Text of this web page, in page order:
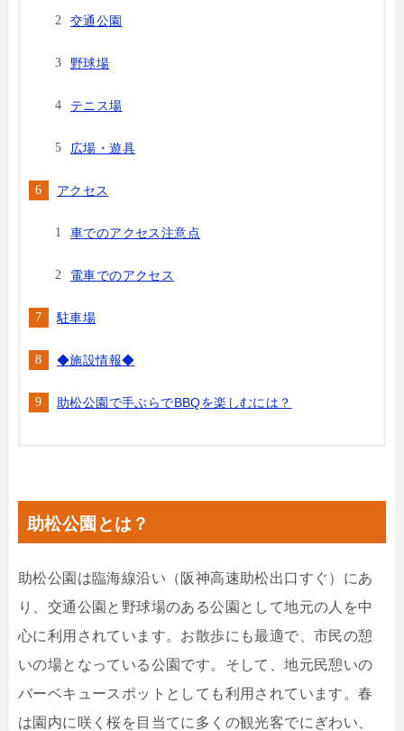
交通公園
野球場
テニス場
広場・遊具
アクセス
車でのアクセス注意点
電車でのアクセス
駐車場
◆施設情報◆
助松公園で手ぶらでBBQを楽しむには？
助松公園とは？
助松公園は臨海線沿い（阪神高速助松出口すぐ）にあ
り、交通公園と野球場のある公園として地元の人を中
心に利用されています。お散歩にも最適で、市民の憩
いの場となっている公園です。そして、地元民憩いの
バーベキュースポットとしても利用されています。春
は園内に咲く桜を目当てに多くの観光客でにぎわい、